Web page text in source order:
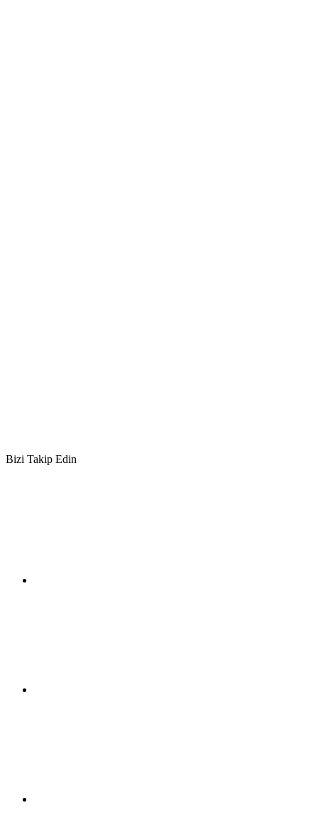
Bizi Takip Edin